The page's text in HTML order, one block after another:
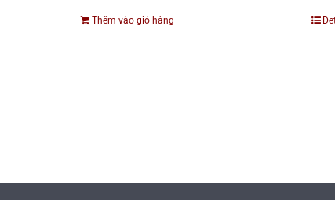
Thêm vào giỏ hàng